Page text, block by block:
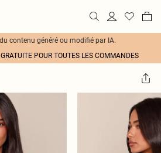
contenu généré ou modifié par IA.
POUR TOUTES LES COMMANDES